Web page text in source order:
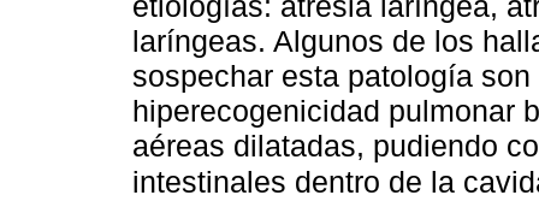
laríngeas. Algunos de los
sospechar esta patología
hiperecogenicidad pulmonar
aéreas dilatadas, pudiendo
intestinales dentro de la